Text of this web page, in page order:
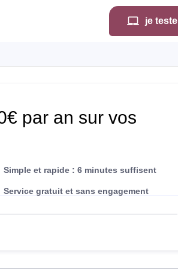
je teste
par an sur vos
Simple et rapide : 6 minutes suffisent
Service gratuit et sans engagement